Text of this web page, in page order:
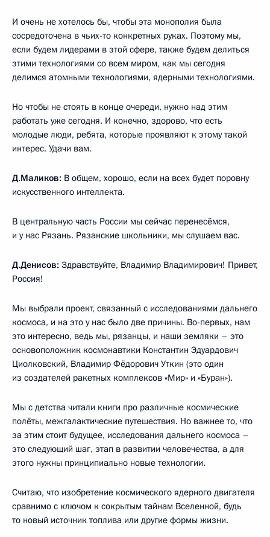
И очень не хотелось бы, чтобы эта монополия была
сосредоточена в чьих-то конкретных руках. Поэтому мы,
если будем лидерами в этой сфере, также будем делиться
этими технологиями со всем миром, как мы сегодня
делимся атомными технологиями, ядерными технологиями.
Но чтобы не стоять в конце очереди, нужно над этим
работать уже сегодня. И конечно, здорово, что есть
молодые люди, ребята, которые проявляют к этому такой
интерес. Удачи вам.
Д.Маликов: В общем, хорошо, если на всех будет поровну
искусственного интеллекта.
В центральную часть России мы сейчас перенесёмся,
и у нас Рязань. Рязанские школьники, мы слушаем вас.
Д.Денисов: Здравствуйте, Владимир Владимирович! Привет,
Россия!
Мы выбрали проект, связанный с исследованиями дальнего
космоса, и на это у нас было две причины. Во-первых, нам
это интересно, ведь мы, рязанцы, и наши земляки – это
основоположник космонавтики Константин Эдуардович
Циолковский, Владимир Фёдорович Уткин (это один
из создателей ракетных комплексов «Мир» и «Буран»).
Мы с детства читали книги про различные космические
полёты, межгалактические путешествия. Но важнее то, что
за этим стоит будущее, исследования дальнего космоса –
это следующий шаг, этап в развитии человечества, а для
этого нужны принципиально новые технологии.
Считаю, что изобретение космического ядерного двигателя
сравнимо с ключом к сокрытым тайнам Вселенной, будь
то новый источник топлива или другие формы жизни.